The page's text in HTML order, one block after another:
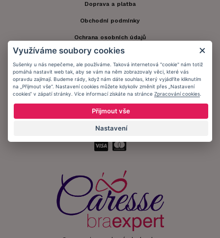
Doprava a platba
Obchodní podmínky
Ochrana osobních údajů
Informační memorandum
Zůstaňte s námi v kontaktu.
Přijímáme platby:
Využíváme soubory cookies
Sušenky u nás nepečeme, ale používáme. Taková internetová "cookie" nám totiž
pomáhá nastavit web tak, aby se vám na něm zobrazovaly věci, které vás
opravdu zajímají. Budeme rády, když nám dáte souhlas, který vyjádříte kliknutím
na „Přijmout vše“. Nastavení cookies můžete kdykoliv změnit přes „Nastavení
cookies“ v zápatí stránky. Více informací získáte na stránce Zpracování cookies
Přijmout vše
Nastavení